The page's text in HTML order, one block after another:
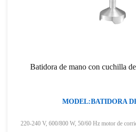
Batidora de mano con cuchilla
MODEL:BATIDORA
220-240 V, 600/800 W, 50/60 Hz motor de corriente continua 2 velocidades o